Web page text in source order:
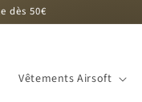
Vêtements Airsoft